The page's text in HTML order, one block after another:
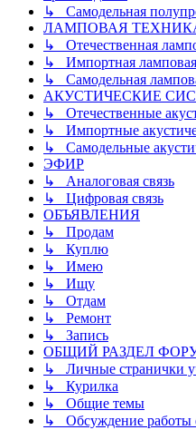
↳ Самодельная
ЛАМПОВАЯ
↳ Отечественная
↳ Импортная
↳ Самодельная
АКУСТИЧЕСКИЕ
↳ Отечественные
↳ Импортные
↳ Самодельные
ЭФИР
↳ Аналоговая связь
↳ Цифровая связь
ОБЪЯВЛЕНИЯ
↳ Продам
↳ Куплю
↳ Имею
↳ Ищу
↳ Отдам
↳ Ремонт
↳ Запись
ОБЩИЙ РАЗДЕЛ
↳ Личные странички
↳ Курилка
↳ Общие темы
↳ Обсуждение работы